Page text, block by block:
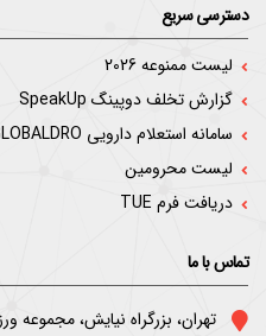
دسترسی سریع
لیست ممنوعه 2026
گزارش تخلف دوپینگ SpeakUp
سامانه استعلام دارویی GLOBALDRO
لیست محرومین
دریافت فرم TUE
تماس با ما
ﺗﻬﺮان، ﺑﺰرﮔﺮاه ﻧﯿﺎﯾﺶ،